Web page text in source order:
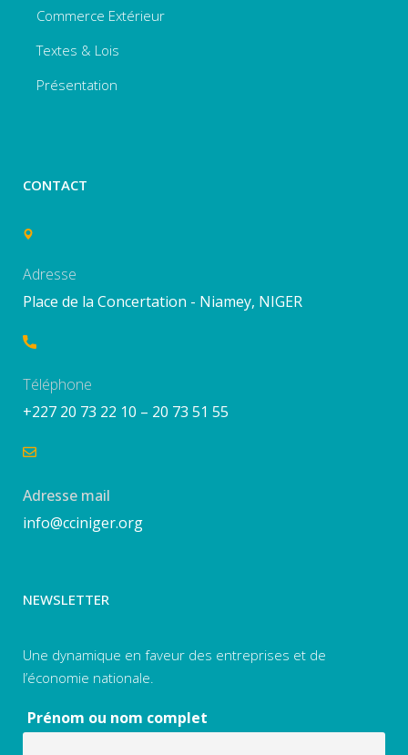
Commerce Extérieur
Textes & Lois
Présentation
CONTACT
Adresse
Place de la Concertation - Niamey, NIGER
Téléphone
+227 20 73 22 10 – 20 73 51 55
Adresse mail
info@cciniger.org
NEWSLETTER
Une dynamique en faveur des entreprises et de
l’économie nationale.
Prénom ou nom complet